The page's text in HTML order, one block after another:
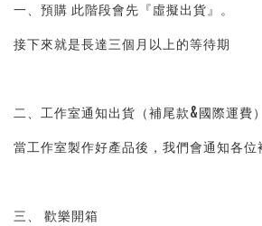
一、預購 此階段會先『虛擬出貨』。
接下來就是長達三個月以上的等待期
二、工作室通知出貨（補尾款&國際運費）
當工作室製作好產品後，我們會通知各位
三、 歡樂開箱